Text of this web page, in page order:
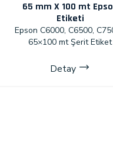
65 mm X 100 mt
Etiketi
Epson C6000, C6500,
65×100 mt Şerit Etiket
Detay